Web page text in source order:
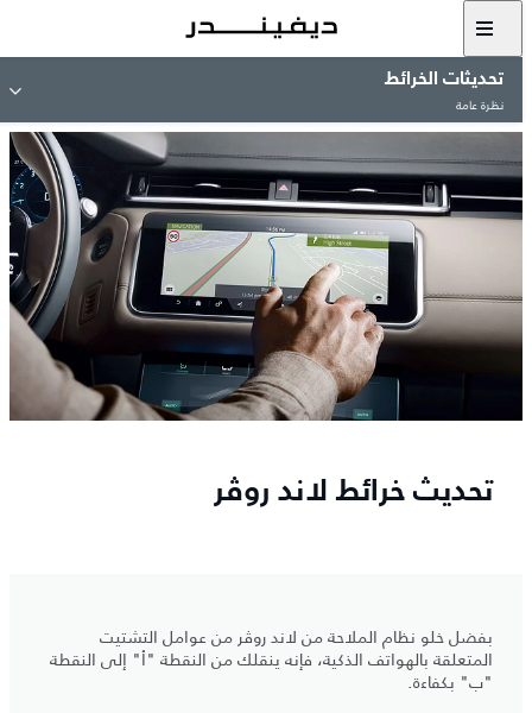
تحديثات الخرائط
نظرة عامة
تحديث خرائط لاند روڤر
بفضل خلو نظام الملاحة من لاند روڤر من عوامل التشتيت
المتعلقة بالهواتف الذكية، فإنه ينقلك من النقطة "أ" إلى النقطة
"ب" بكفاءة.